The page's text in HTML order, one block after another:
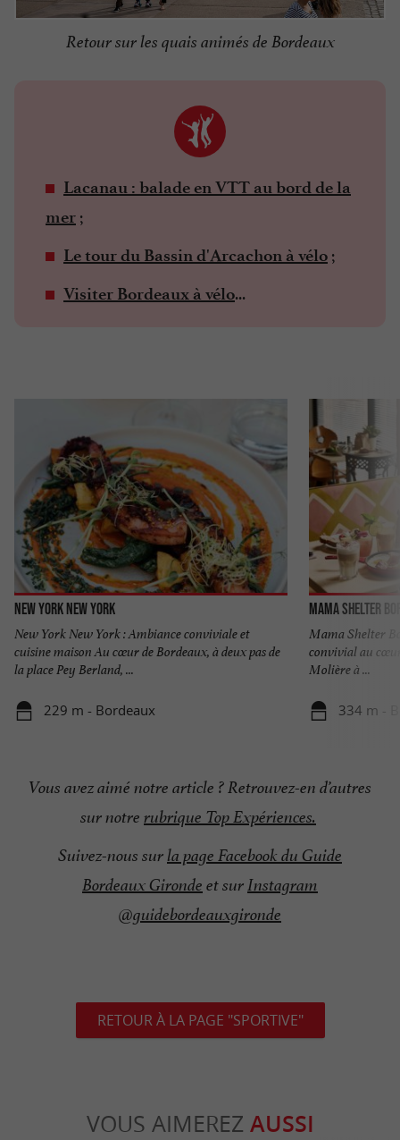
Retour sur les quais animés de Bordeaux
Lacanau : balade en VTT au bord de la
mer ;
Le tour du Bassin d'Arcachon à vélo ;
Visiter Bordeaux à vélo...
New York New York
New York New York : Ambiance conviviale et
cuisine maison Au cœur de Bordeaux, à deux pas de
la place Pey Berland, ...
229 m - Bordeaux
Mama Shelter
Mama Shelter
convivial au
Molière à ...
334 m -
Vous avez aimé notre article ? Retrouvez-en d’autres
sur notre rubrique Top Expériences.
Suivez-nous surla page Facebook du Guide
Bordeaux Gironde et surInstagram
@guidebordeauxgironde
RETOUR À LA PAGE "SPORTIVE"
VOUS AIMEREZ AUSSI